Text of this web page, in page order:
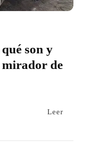
son y
de
Leer